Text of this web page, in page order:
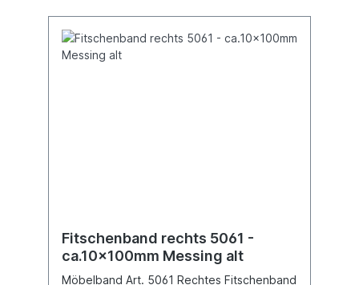
Fitschenband rechts 5061 -
ca.10x100mm Messing alt
Möbelband Art. 5061 Rechtes Fitschenband